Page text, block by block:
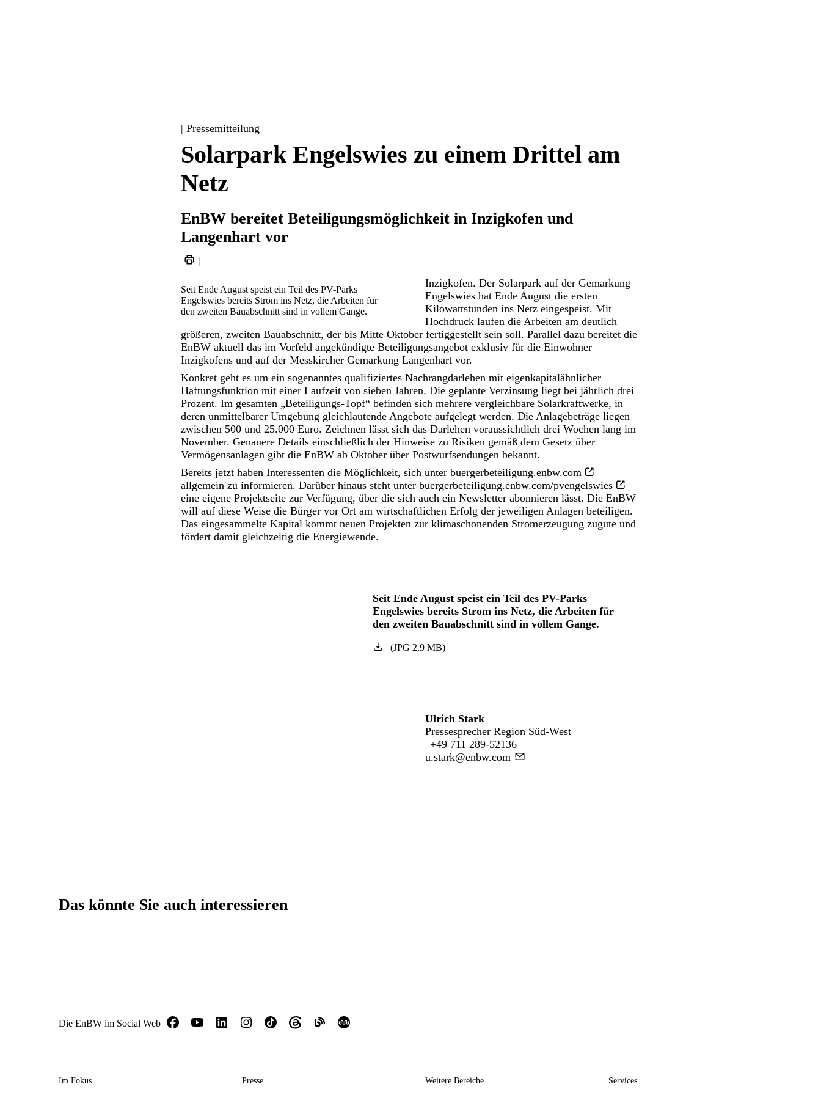
| Pressemitteilung
Solarpark Engelswies zu einem Drittel am
Netz
EnBW bereitet Beteiligungsmöglichkeit in Inzigkofen und
Langenhart vor
|
Seit Ende August speist ein Teil des PV-Parks
Engelswies bereits Strom ins Netz, die Arbeiten für
den zweiten Bauabschnitt sind in vollem Gange.
Inzigkofen. Der Solarpark auf der Gemarkung
Engelswies hat Ende August die ersten
Kilowattstunden ins Netz eingespeist. Mit
Hochdruck laufen die Arbeiten am deutlich
größeren, zweiten Bauabschnitt, der bis Mitte Oktober fertiggestellt sein soll. Parallel dazu bereitet die
EnBW aktuell das im Vorfeld angekündigte Beteiligungsangebot exklusiv für die Einwohner
Inzigkofens und auf der Messkircher Gemarkung Langenhart vor.
Konkret geht es um ein sogenanntes qualifiziertes Nachrangdarlehen mit eigenkapitalähnlicher
Haftungsfunktion mit einer Laufzeit von sieben Jahren. Die geplante Verzinsung liegt bei jährlich drei
Prozent. Im gesamten „Beteiligungs-Topf“ befinden sich mehrere vergleichbare Solarkraftwerke, in
deren unmittelbarer Umgebung gleichlautende Angebote aufgelegt werden. Die Anlagebeträge liegen
zwischen 500 und 25.000 Euro. Zeichnen lässt sich das Darlehen voraussichtlich drei Wochen lang im
November. Genauere Details einschließlich der Hinweise zu Risiken gemäß dem Gesetz über
Vermögensanlagen gibt die EnBW ab Oktober über Postwurfsendungen bekannt.
Bereits jetzt haben Interessenten die Möglichkeit, sich unter buergerbeteiligung.enbw.com
allgemein zu informieren. Darüber hinaus steht unter buergerbeteiligung.enbw.com/pvengelswies
eine eigene Projektseite zur Verfügung, über die sich auch ein Newsletter abonnieren lässt. Die EnBW
will auf diese Weise die Bürger vor Ort am wirtschaftlichen Erfolg der jeweiligen Anlagen beteiligen.
Das eingesammelte Kapital kommt neuen Projekten zur klimaschonenden Stromerzeugung zugute und
fördert damit gleichzeitig die Energiewende.
Seit Ende August speist ein Teil des PV-Parks
Engelswies bereits Strom ins Netz, die Arbeiten für
den zweiten Bauabschnitt sind in vollem Gange.
(JPG 2,9 MB)
Ulrich Stark
Pressesprecher Region Süd-West
+49 711 289-52136
u.stark@enbw.com
Das könnte Sie auch interessieren
Die EnBW im Social Web
Im Fokus Presse Weitere Bereiche Services